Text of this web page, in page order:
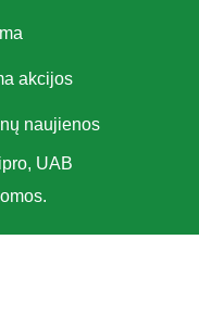
akcijos
naujienos
UAB